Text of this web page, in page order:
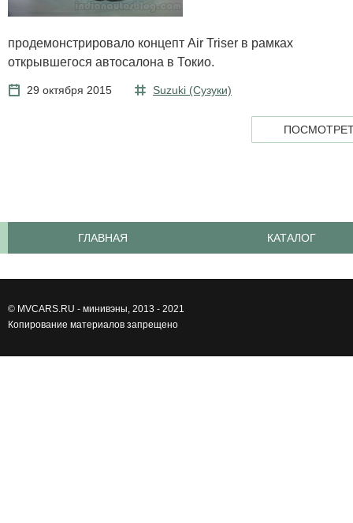
продемонстрировало концепт Air Triser в рамках
открывшегося автосалона в Токио.
29 октября 2015 Suzuki (Сузуки)
ГЛАВНАЯ КАТАЛОГ
© MVCARS.RU - минивэны, 2013 - 2021
Копирование материалов запрещено